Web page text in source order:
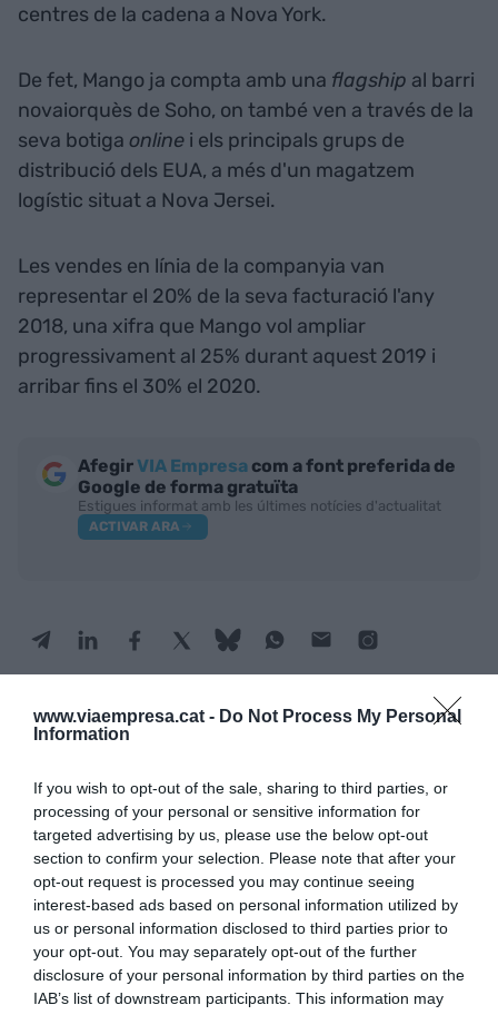
www.viaempresa.cat - Do Not Process My Personal
Information
If you wish to opt-out of the sale, sharing to third parties, or
processing of your personal or sensitive information for
targeted advertising by us, please use the below opt-out
section to confirm your selection. Please note that after your
opt-out request is processed you may continue seeing
interest-based ads based on personal information utilized by
us or personal information disclosed to third parties prior to
your opt-out. You may separately opt-out of the further
disclosure of your personal information by third parties on the
IAB’s list of downstream participants. This information may
centres de la cadena a Nova York.
De fet, Mango ja compta amb una flagship al barri
novaiorquès de Soho, on també ven a través de la
seva botiga online i els principals grups de
distribució dels EUA, a més d'un magatzem
logístic situat a Nova Jersei.
Les vendes en línia de la companyia van
representar el 20% de la seva facturació l'any
2018, una xifra que Mango vol ampliar
progressivament al 25% durant aquest 2019 i
arribar fins el 30% el 2020.
AfegirVIA Empresa com a font preferida de
Google de forma gratuïta
Estigues informat amb les últimes notícies d'actualitat
ACTIVAR ARA
RELACIONADES
Les vendes onlineMango fitxa un
Mango